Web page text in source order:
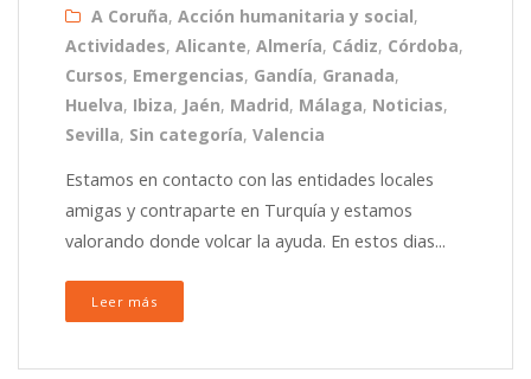
A Coruña, Acción humanitaria y social,
Actividades, Alicante, Almería, Cádiz, Córdoba,
Cursos, Emergencias, Gandía, Granada,
Huelva, Ibiza, Jaén, Madrid, Málaga, Noticias,
Sevilla, Sin categoría, Valencia
Estamos en contacto con las entidades locales
amigas y contraparte en Turquía y estamos
valorando donde volcar la ayuda. En estos dias...
Leer más